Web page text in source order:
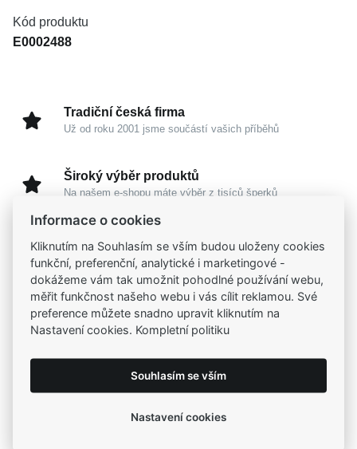
Kód produktu
E0002488
Tradiční česká firma
Už od roku 2001 jsme součástí vašich příběhů
Široký výběr produktů
Na našem e-shopu máte výběr z tisíců šperků
Garance vysoké kvality
Certifikáty původu a kvality k vybraným šperkům
Kamenné prodejny
Zastavte se do jedné z našich 4 prodejen
Parametry
Informace o cookies
Kliknutím na Souhlasím se vším budou uloženy cookies
funkční, preferenční, analytické i marketingové -
dokážeme vám tak umožnit pohodlné používání webu,
měřit funkčnost našeho webu i vás cílit reklamou. Své
preference můžete snadno upravit kliknutím na
Nastavení cookies. Kompletní politiku
Souhlasím se vším
Nastavení cookies